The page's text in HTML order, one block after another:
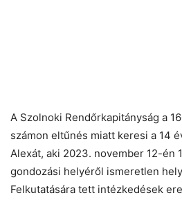
A Szolnoki Rendőrkapitányság a
számon eltűnés miatt keresi a 14
Alexát, aki 2023. november 12-én
gondozási helyéről ismeretlen
Felkutatására tett intézkedések